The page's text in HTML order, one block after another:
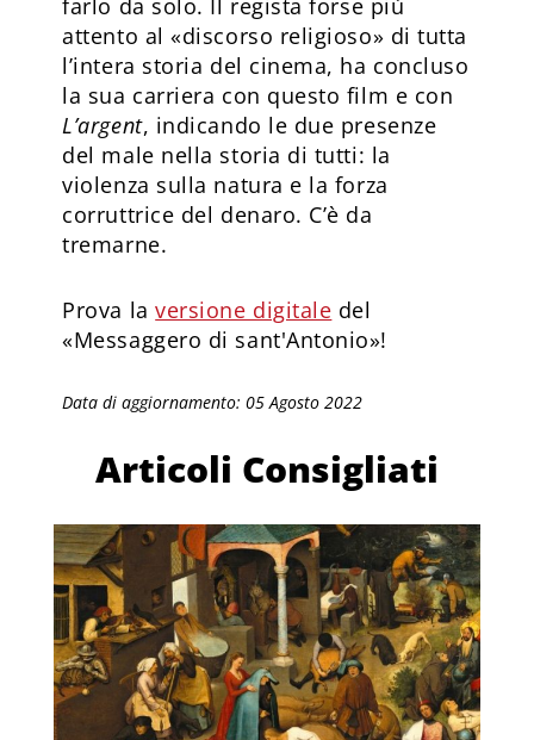
attento al «discorso religioso» di tutta
l’intera storia del cinema, ha concluso
la sua carriera con questo film e con
L’argent, indicando le due presenze
del male nella storia di tutti: la
violenza sulla natura e la forza
corruttrice del denaro. C’è da
tremarne.
Prova laversione digitale del
«Messaggero di sant'Antonio»!
Data di aggiornamento: 05 Agosto 2022
Articoli Consigliati